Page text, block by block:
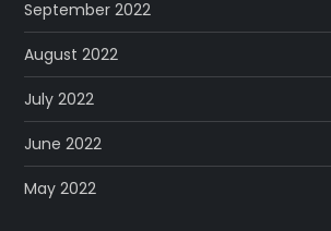
September 2022
August 2022
July 2022
June 2022
May 2022